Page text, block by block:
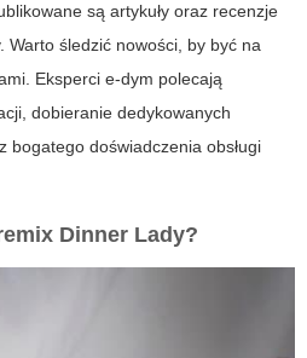
są artykuły oraz recenzje
Warto śledzić nowości, by być na
Eksperci e-dym polecają
dobieranie dedykowanych
bogatego doświadczenia obsługi
Dinner Lady?